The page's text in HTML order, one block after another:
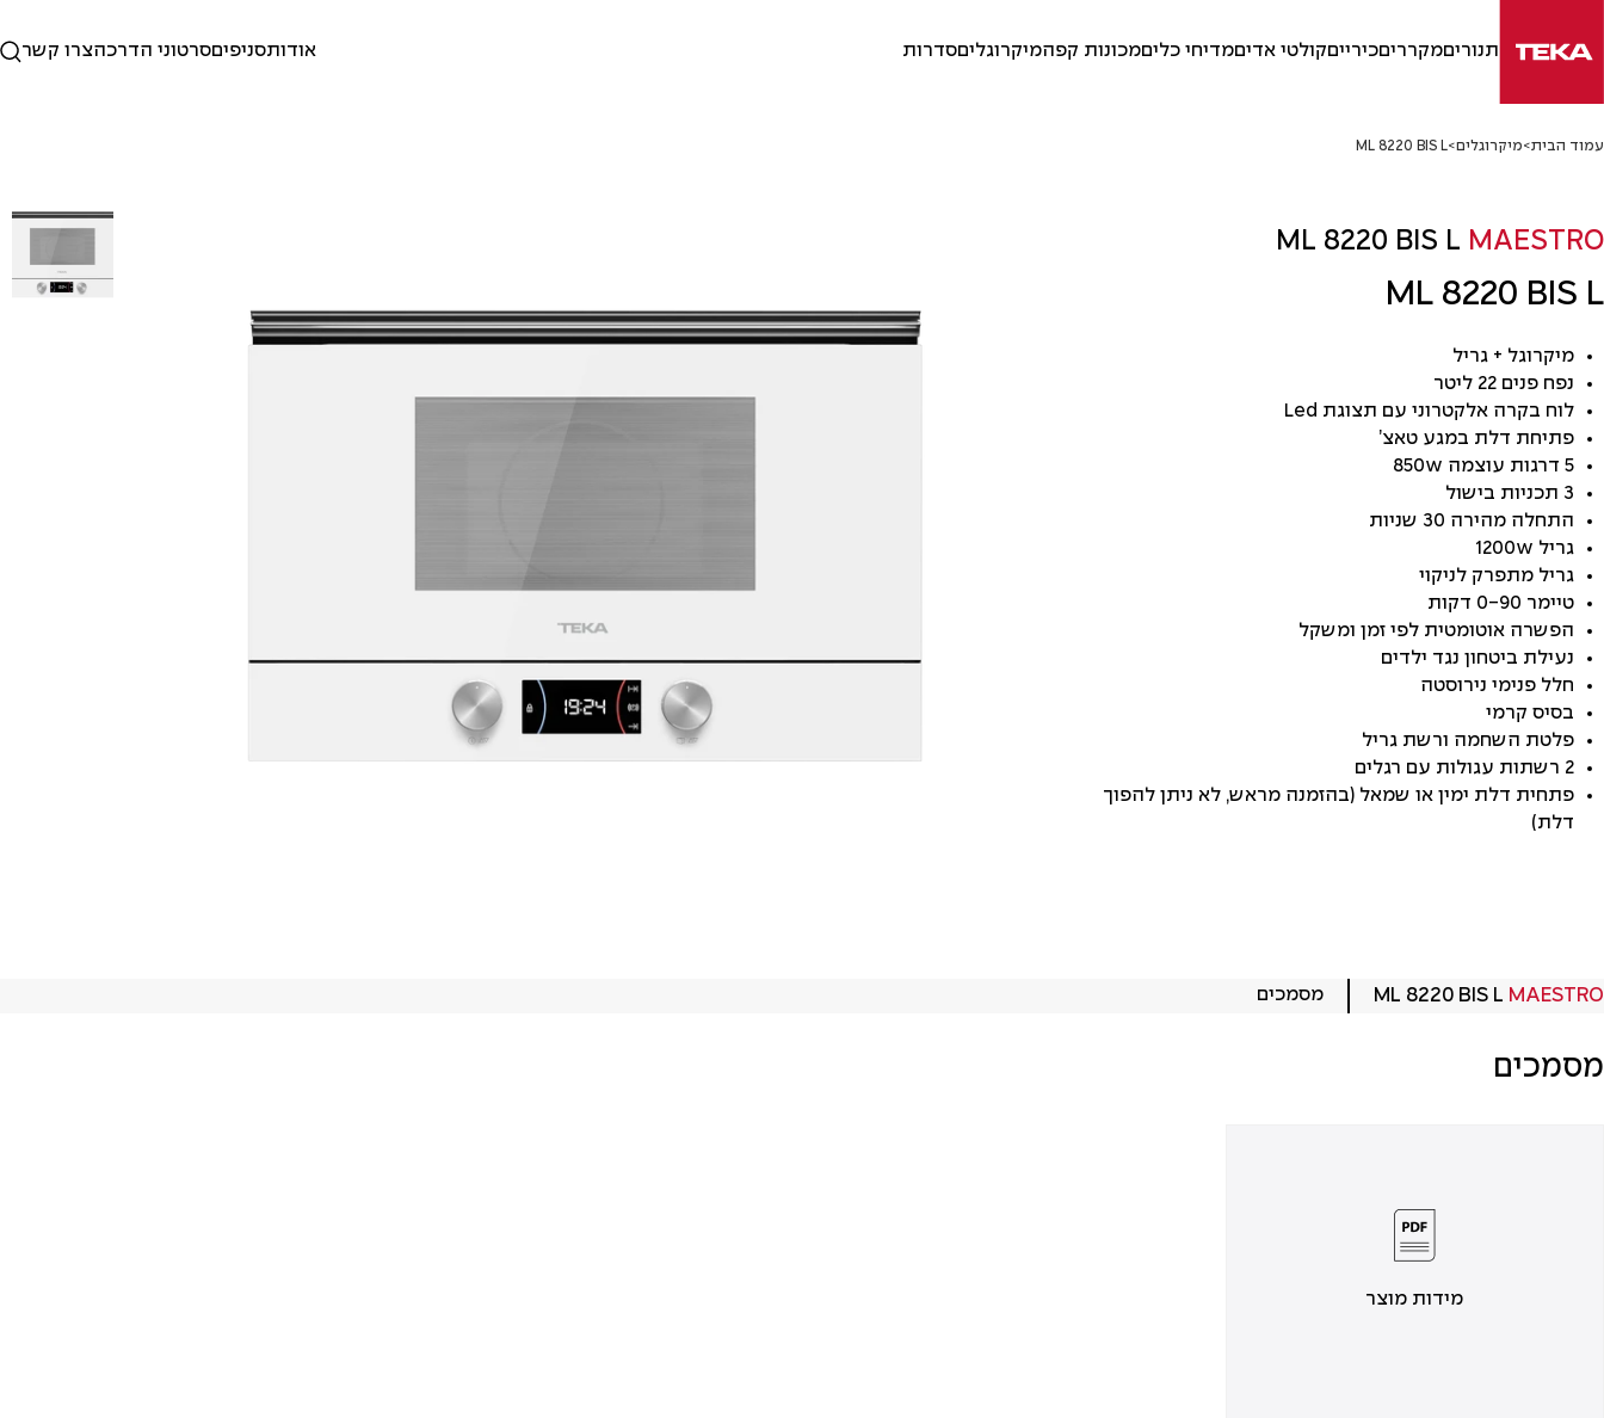
to
תנוריםמקרריםכירייםקולטי אדיםמדיחי כליםמכונות קפהמיקרוגליםסדרות אודותסניפיםסרטוני הדרכהצרו קשר
עמוד הבית>מיקרוגלים>
ML 8220 BIS L
ML 8220 BIS L MAESTRO
ML 8220 BIS L
מיקרוגל + גריל
נפח פנים 22 ליטר
לוח בקרה אלקטרוני עם תצוגת Led
פתיחת דלת במגע טאצ’
5 דרגות עוצמה 850w
3 תכניות בישול
התחלה מהירה 30 שניות
גריל 1200w
גריל מתפרק לניקוי
טיימר 0-90 דקות
הפשרה אוטומטית לפי זמן ומשקל
נעילת ביטחון נגד ילדים
חלל פנימי נירוסטה
בסיס קרמי
פלטת השחמה ורשת גריל
2 רשתות עגולות עם רגלים
פתחית דלת ימין או שמאל (בהזמנה מראש, לא ניתן להפוך
דלת)
ML 8220 BIS L MAESTRO מסמכים
מסמכים
מידות מוצר